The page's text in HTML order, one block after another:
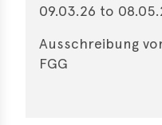
09.03.26 to
Ausschreibung
FGG